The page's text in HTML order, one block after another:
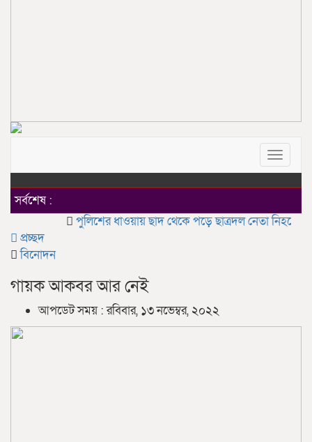
Toggle
সর্বশেষ :
পুলিশের ধাওয়ায় ছাদ থেকে পড়ে ছাত্রদল নেতা নিহতের
প্রচ্ছদ
বিনোদন
গায়ক আকবর আর নেই
আপডেট সময় : রবিবার, ১৩ নভেম্বর, ২০২২